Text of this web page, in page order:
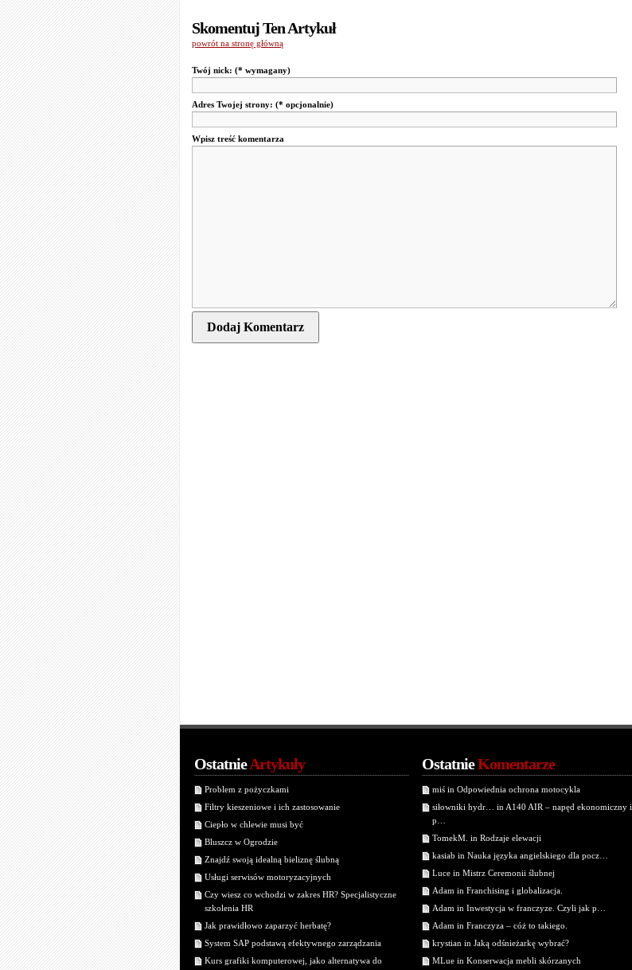
Skomentuj Ten Artykuł
powrót na stronę główną
Twój nick: (* wymagany)
Adres Twojej strony: (* opcjonalnie)
Wpisz treść komentarza
OstatnieArtykuły
Problem z pożyczkami
Filtry kieszeniowe i ich zastosowanie
Ciepło w chlewie musi być
Bluszcz w Ogrodzie
Znajdź swoją idealną bieliznę ślubną
Usługi serwisów motoryzacyjnych
Czy wiesz co wchodzi w zakres HR? Specjalistyczne
szkolenia HR
Jak prawidłowo zaparzyć herbatę?
System SAP podstawą efektywnego zarządzania
Kurs grafiki komputerowej, jako alternatywa do
OstatnieKomentarze
miś in Odpowiednia ochrona motocykla
siłowniki hydr… in A140 AIR – napęd ekonomiczny i
p…
TomekM. in Rodzaje elewacji
kasiab in Nauka języka angielskiego dla pocz…
Luce in Mistrz Ceremonii ślubnej
Adam in Franchising i globalizacja.
Adam in Inwestycja w franczyze. Czyli jak p…
Adam in Franczyza – cóż to takiego.
krystian in Jaką odśnieżarkę wybrać?
MLue in Konserwacja mebli skórzanych